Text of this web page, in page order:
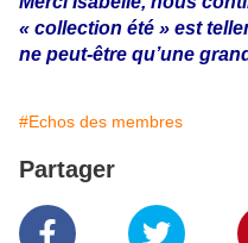
« collection été » est
ne peut-être qu’une
#Echos des membres
Partager